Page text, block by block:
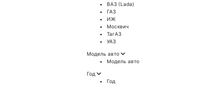
ВАЗ (Lada)
ГАЗ
ИЖ
Москвич
ТагАЗ
УАЗ
Модель авто
Модель авто
Год
Год